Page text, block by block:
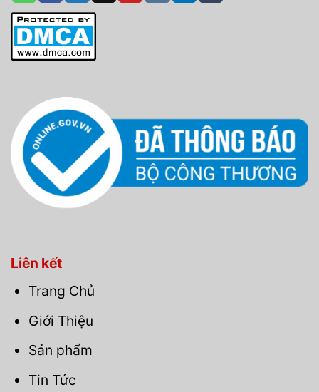
Liên kết
Trang Chủ
Giới Thiệu
Sản phẩm
Tin Tức